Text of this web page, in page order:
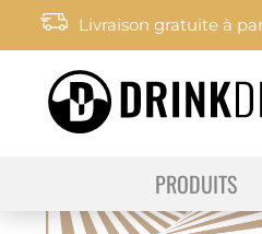
Livraison gratuite à
PRODUITS